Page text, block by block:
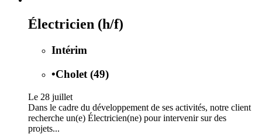
Électricien (h/f)
Intérim
•Cholet (49)
Le 28 juillet
Dans le cadre du développement de ses activités, notre client
recherche un(e) Électricien(ne) pour intervenir sur des
projets...